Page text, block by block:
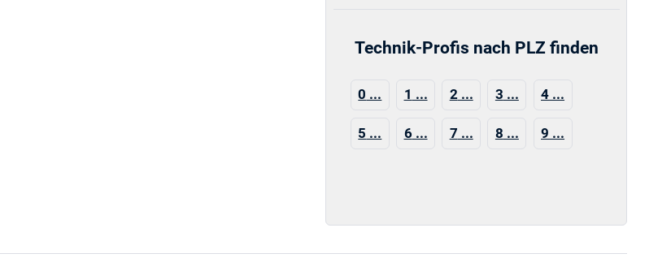
Technik-Profis nach PLZ finden
0 1 2 3 4
5 6 7 8 9